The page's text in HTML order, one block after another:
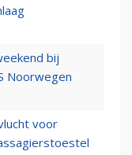
bij
Noorwegen
voor